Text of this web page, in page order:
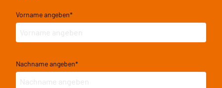
Vorname angeben*
Nachname angeben*